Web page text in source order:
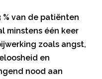
van de patiënten
minstens één keer
zoals angst,
en
nood aan